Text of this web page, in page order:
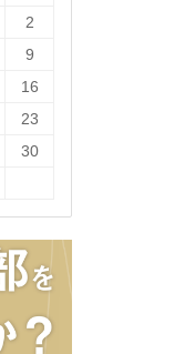
2
9
16
23
30